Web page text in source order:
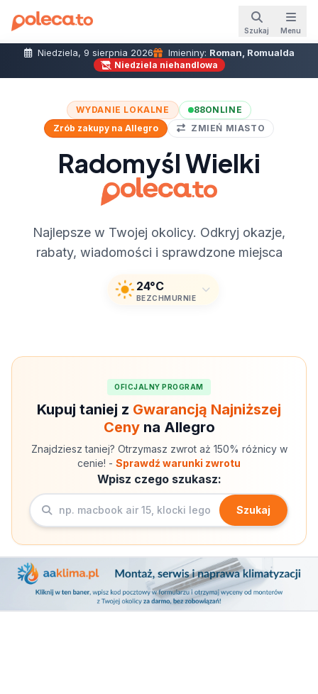
Szukaj Menu
Niedziela, 9 sierpnia 2026 Imieniny: Roman, Romualda
Niedziela niehandlowa
WYDANIE LOKALNE 88ONLINE
Zrób zakupy na Allegro
ZMIEŃ MIASTO
Radomyśl Wielki
Najlepsze w Twojej okolicy. Odkryj okazje,
rabaty, wiadomości i sprawdzone miejsca
24°C
BEZCHMURNIE
OFICJALNY PROGRAM
Kupuj taniej z Gwarancją Najniższej
Cenyna Allegro
Znajdziesz taniej? Otrzymasz zwrot aż 150% różnicy w
cenie! - Sprawdź warunki zwrotu
Wpisz czego szukasz:
Szukaj